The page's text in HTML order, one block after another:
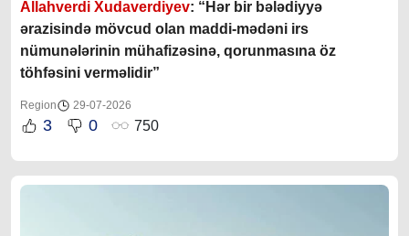
Allahverdi Xudaverdiyev: “Hər bir bələdiyyə
ərazisində mövcud olan maddi-mədəni irs
nümunələrinin mühafizəsinə, qorunmasına öz
töhfəsini verməlidir”
Region 29-07-2026
3 0 750